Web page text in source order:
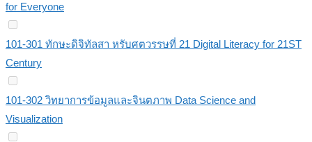
for Everyone
101-301 ทักษะดิจิทัลสา หรับศตวรรษที่ 21 Digital Literacy for 21ST
Century
101-302 วิทยาการข้อมูลและจินตภาพ Data Science and
Visualization